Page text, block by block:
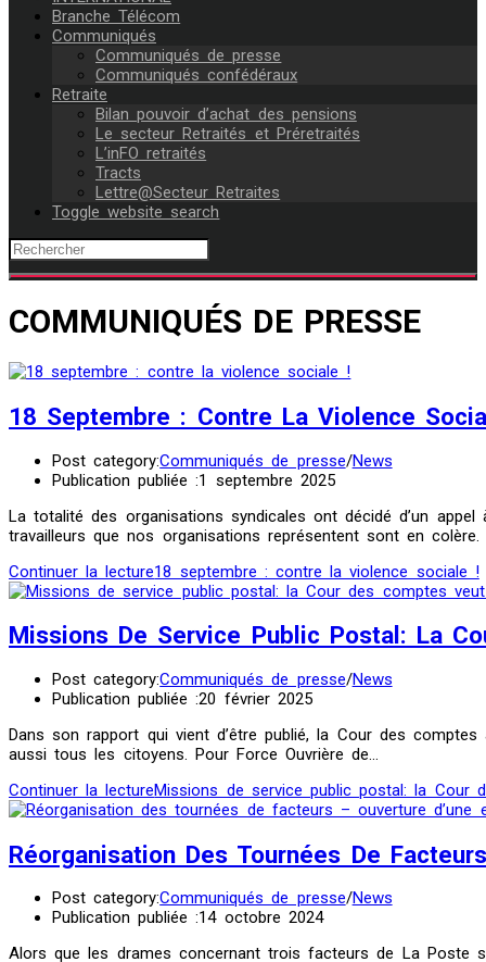
Branche Télécom
Communiqués
Communiqués de presse
Communiqués confédéraux
Retraite
Bilan pouvoir d’achat des pensions
Le secteur Retraités et Préretraités
L’inFO retraités
Tracts
Lettre@Secteur Retraites
Toggle website search
COMMUNIQUÉS DE PRESSE
18 Septembre : Contre La Violence
Post category:Communiqués de presse/News
Publication publiée :1 septembre 2025
La totalité des organisations syndicales ont décidé d’un
travailleurs que nos organisations représentent sont en
Continuer la lecture18 septembre : contre la violence sociale !
Missions De Service Public Postal: La
Post category:Communiqués de presse/News
Publication publiée :20 février 2025
Dans son rapport qui vient d’être publié, la Cour des
aussi tous les citoyens. Pour Force Ouvrière de…
Continuer la lectureMissions de service public postal: la Cour
Réorganisation Des Tournées De
Post category:Communiqués de presse/News
Publication publiée :14 octobre 2024
Alors que les drames concernant trois facteurs de La Poste